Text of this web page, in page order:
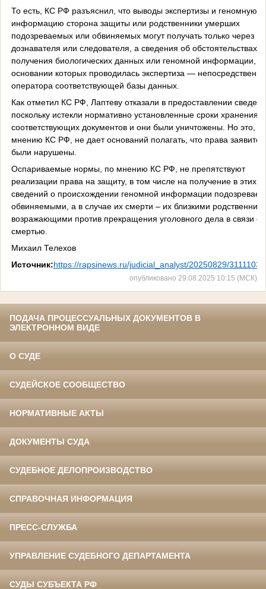
То есть, КС РФ разъяснил, что выводы экспертизы и геномную
информацию сторона защиты или родственники умерших
подозреваемых или обвиняемых могут получать только через
дознавателя или следователя, а сведения об обстоятельствах
получения биологических данных или геномной информации,
основании которых проводилась экспертиза —
оператора соответствующей базы данных.
Как отметил КС РФ, Лаптеву отказали в предоставлении
поскольку истекли нормативно установленные сроки хранения
соответствующих документов и они были уничтожены. Но это,
мнению КС РФ, не дает оснований полагать, что права
были нарушены.
Оспариваемые нормы, по мнению КС РФ, не препятствуют
реализации права на защиту, в том числе на получение в этих
сведений о происхождении геномной информации
обвиняемыми, а в случае их смерти – их близкими
возражающими против прекращения уголовного дела в связи с
смертью.
Михаил Телехов
Источник:https://rapsinews.ru/judicial_analyst/20250829/
опубликовано 29.08.2025 10:15 (МСК)
ПОДАЧА ПРОЦЕССУАЛЬНЫХ ДОКУМЕНТОВ В
ЭЛЕКТРОННОМ ВИДЕ
О СУДЕ
СУДЕЙСКОЕ СООБЩЕСТВО
НОРМАТИВНЫЕ АКТЫ
ДОКУМЕНТЫ СУДА
СУДЕБНОЕ ДЕЛОПРОИЗВОДСТВО
СПРАВОЧНАЯ ИНФОРМАЦИЯ
ПРЕСС-СЛУЖБА
УПРАВЛЕНИЕ СУДЕБНОГО ДЕПАРТАМЕНТА
СУДЫ СУБЪЕКТА РФ